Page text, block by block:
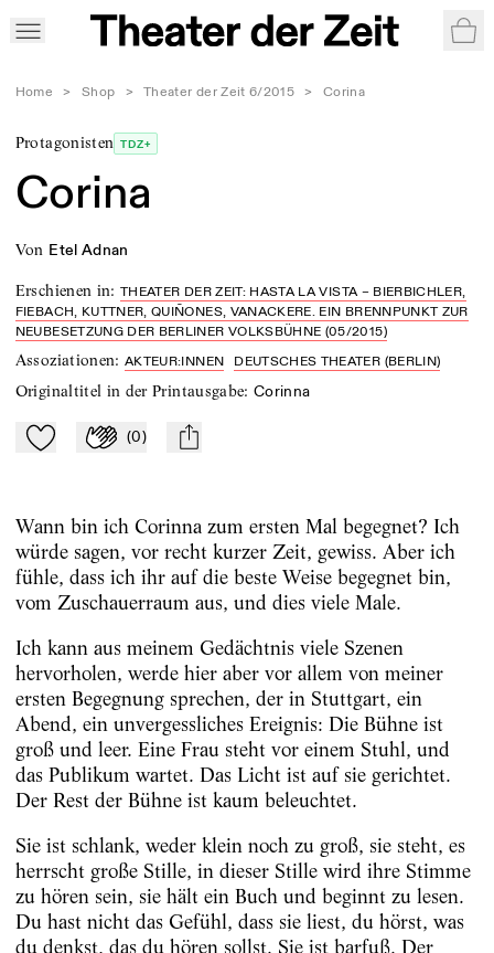
Home > Shop > Theater der Zeit 6/2015 > Corina
Protagonisten TDZ+
Corina
von Etel Adnan
Erschienen in:THEATER DER ZEIT: HASTA LA VISTA – BIERBICHLER,
FIEBACH, KUTTNER, QUIÑONES, VANACKERE. EIN BRENNPUNKT ZUR
NEUBESETZUNG DER BERLINER VOLKSBÜHNE (05/2015)
Assoziationen:AKTEUR:INNEN DEUTSCHES THEATER (BERLIN)
Originaltitel in der Printausgabe:Corinna
Zu Mein-TdZ hinzufügen
Applaudieren
(0) mail
Wann bin ich Corinna zum ersten Mal begegnet? Ich
würde sagen, vor recht kurzer Zeit, gewiss. Aber ich
fühle, dass ich ihr auf die beste Weise begegnet bin,
vom Zuschauerraum aus, und dies viele Male.
Ich kann aus meinem Gedächtnis viele Szenen
hervorholen, werde hier aber vor allem von meiner
ersten Begegnung sprechen, der in Stuttgart, ein
Abend, ein unvergessliches Ereignis: Die Bühne ist
groß und leer. Eine Frau steht vor einem Stuhl, und
das Publikum wartet. Das Licht ist auf sie gerichtet.
Der Rest der Bühne ist kaum beleuchtet.
Sie ist schlank, weder klein noch zu groß, sie steht, es
herrscht große Stille, in dieser Stille wird ihre Stimme
zu hören sein, sie hält ein Buch und beginnt zu lesen.
Du hast nicht das Gefühl, dass sie liest, du hörst, was
du denkst, das du hören sollst. Sie ist barfuß. Der